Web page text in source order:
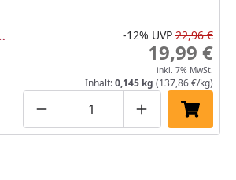
Produktmenge um eins
Produktmenge manuell
Produktmenge
In den
-12% UVP 22,96 €
19,99 €
inkl. 7% MwSt.
Inhalt:0,145 kg (137,86 €/kg)